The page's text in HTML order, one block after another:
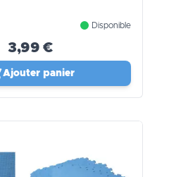
Disponible
3,99 €
Ajouter panier